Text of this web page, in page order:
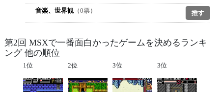
音楽、世界観 （0票）
第2回 MSXで一番面白かったゲームを決めるランキ
ング 他の順位
1位 2位 3位 3位